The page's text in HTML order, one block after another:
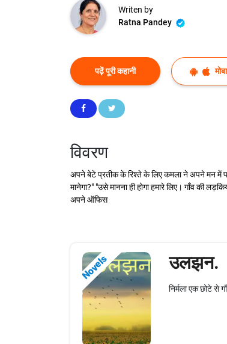
Writen by
Ratna Pandey
पढ़ें पूरी कहानी
विवरण
अपने बेटे प्रतीक के रिश्ते के लिए कमला ने अपने मन में पल
मानेगा?" "उसे मानना ही होगा हमारे लिए। गाँव की
अपने ऑफिस
Novels उलझन.
निर्मला एक छोटे से